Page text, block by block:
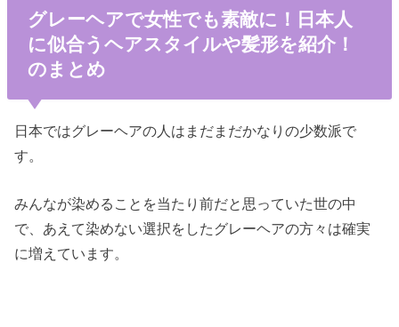
グレーヘアで女性でも素敵に！日本人
に似合うヘアスタイルや髪形を紹介！
のまとめ
日本ではグレーヘアの人はまだまだかなりの少数派で
す。
みんなが染めることを当たり前だと思っていた世の中
で、あえて染めない選択をしたグレーヘアの方々は確実
に増えています。